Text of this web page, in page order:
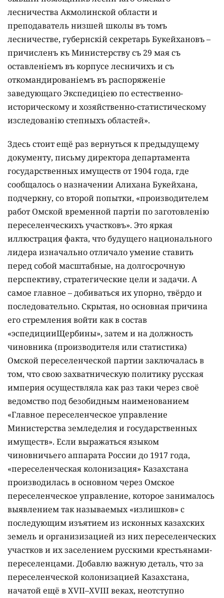
лесничества Акмолинской области и
преподаватель низшей школы въ томъ
лесничестве, губернскій секретарь Букейхановъ –
причисленъ къ Министерству съ 29 мая съ
оставленіемъ въ корпусе лесничихъ и съ
откомандированіемъ въ распоряженіе
заведующаго Экспедиціею по естественно-
историческому и хозяйственно-статистическому
изследованію степныхъ областей».
Здесь стоит ещё раз вернуться к предыдущему
документу, письму директора департамента
государственных имуществ от 1904 года, где
сообщалось о назначении Алихана Букейхана,
подчеркну, со второй попытки, «производителем
работ Омской временной партіи по заготовленію
переселенческихъ участковъ». Это яркая
иллюстрация факта, что будущего национального
лидера изначально отличало умение ставить
перед собой масштабные, на долгосрочную
перспективу, стратегические цели и задачи. А
самое главное – добиваться их упорно, твёрдо и
последовательно. Скрытая, но основная причина
его стремления войти как в состав
«эспедицииЩербины», затем и на должность
чиновника (производителя или статистика)
Омской переселенческой партии заключалась в
том, что свою захватническую политику русская
империя осуществляла как раз таки через своё
ведомство под безобидным наименованием
«Главное переселенческое управление
Министерства земледелия и государственных
имуществ». Если выражаться языком
чиновничьего аппарата России до 1917 года,
«переселенческая колонизация» Казахстана
производилась в основном через Омское
переселенческое управление, которое занималось
выявлением так называемых «излишков» с
последующим изъятием из исконных казахских
земель и организизацией из них переселенческих
участков и их заселением русскими крестьянами-
переселенцами. Добавлю важную деталь, что за
переселенческой колонизацией Казахстана,
начатой ещё в XVII–XVIII веках, неотступно